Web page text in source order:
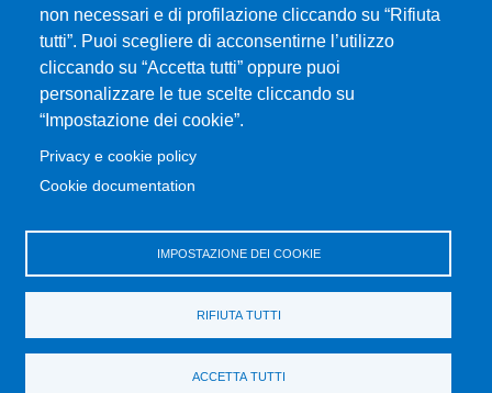
non necessari e di profilazione cliccando su “Rifiuta
tutti”. Puoi scegliere di acconsentirne l’utilizzo
cliccando su “Accetta tutti” oppure puoi
personalizzare le tue scelte cliccando su
“Impostazione dei cookie”.
Privacy e cookie policy
Cookie documentation
IMPOSTAZIONE DEI COOKIE
RIFIUTA TUTTI
ACCETTA TUTTI
Accessibility statement
Orientamento
Segreteria studenti
Studenti UNIME
MENÙ FOOTER 2
CHImiCa una buona scelta
Disposizioni in materia di STAGE e TIROCINI
Valutazione della Didattica
Change your mind on cookies
Home Dipartimento